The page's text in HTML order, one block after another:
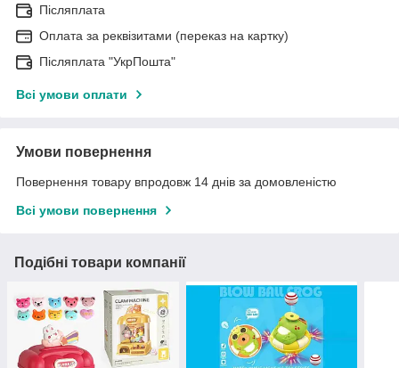
Післяплата
Оплата за реквізитами (переказ на картку)
Післяплата "УкрПошта"
Всі умови оплати
Умови повернення
Повернення товару впродовж 14 днів за домовленістю
Всі умови повернення
Подібні товари компанії